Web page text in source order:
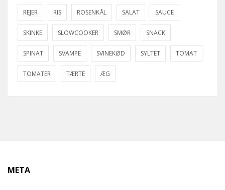
REJER RIS ROSENKÅL SALAT SAUCE
SKINKE SLOWCOOKER SMØR SNACK
SPINAT SVAMPE SVINEKØD SYLTET TOMAT
TOMATER TÆRTE ÆG
META